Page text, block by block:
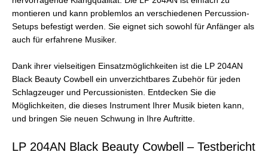
montieren und kann problemlos an verschiedenen Percussion-
Setups befestigt werden. Sie eignet sich sowohl für Anfänger als
auch für erfahrene Musiker.
Dank ihrer vielseitigen Einsatzmöglichkeiten ist die LP 204AN
Black Beauty Cowbell ein unverzichtbares Zubehör für jeden
Schlagzeuger und Percussionisten. Entdecken Sie die
Möglichkeiten, die dieses Instrument Ihrer Musik bieten kann,
und bringen Sie neuen Schwung in Ihre Auftritte.
LP 204AN Black Beauty Cowbell – Testbericht